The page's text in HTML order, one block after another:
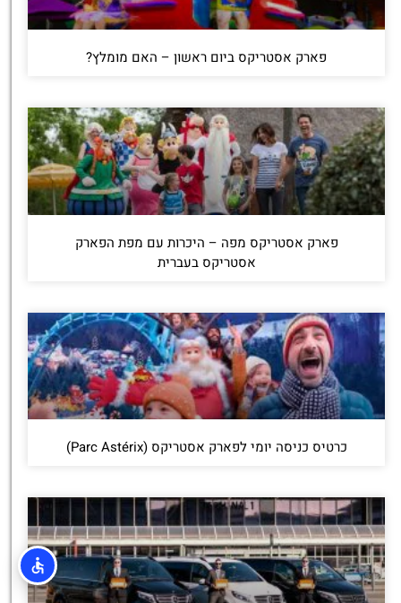
פארק אסטריקס ביום ראשון – האם מומלץ?
פארק אסטריקס מפה – היכרות עם מפת הפארק
אסטריקס בעברית
כרטיס כניסה יומי לפארק אסטריקס (Parc Astérix)